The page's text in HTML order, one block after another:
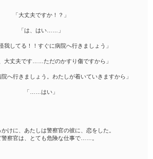
「大丈夫ですか！？」
「は、はい……」
してる！！すぐに病院へ行きましょう」
大丈夫です……ただのかすり傷ですから」
へ行きましょう。わたしが着いていきますから」
「……はい」
けに、あたしは警察官の彼に、恋をした。
察官は、とても危険な仕事で……。